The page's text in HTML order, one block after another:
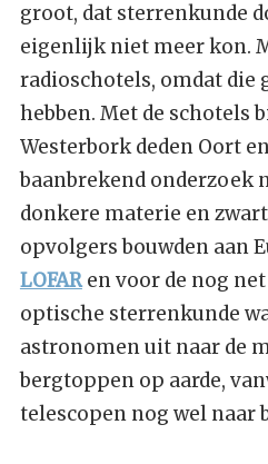
groot, dat sterrenkunde
eigenlijk niet meer kon.
radioschotels, omdat die
hebben. Met de schotels
Westerbork deden Oort
baanbrekend onderzoek
donkere materie en
opvolgers bouwden aan
LOFARen voor de nog
optische sterrenkunde
astronomen uit naar de
bergtoppen op aarde,
telescopen nog wel naar